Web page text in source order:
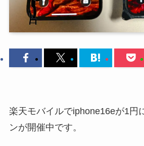
楽天モバイルでiphone16eが1円
ンが開催中です。